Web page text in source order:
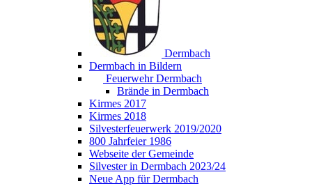
Dermbach
Dermbach in Bildern
Feuerwehr Dermbach
Brände in Dermbach
Kirmes 2017
Kirmes 2018
Silvesterfeuerwerk 2019/2020
800 Jahrfeier 1986
Webseite der Gemeinde
Silvester in Dermbach 2023/24
Neue App für Dermbach